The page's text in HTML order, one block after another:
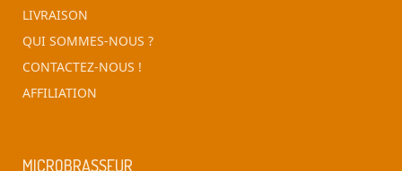
LIVRAISON
QUI SOMMES-NOUS ?
CONTACTEZ-NOUS !
AFFILIATION
MICROBRASSEUR